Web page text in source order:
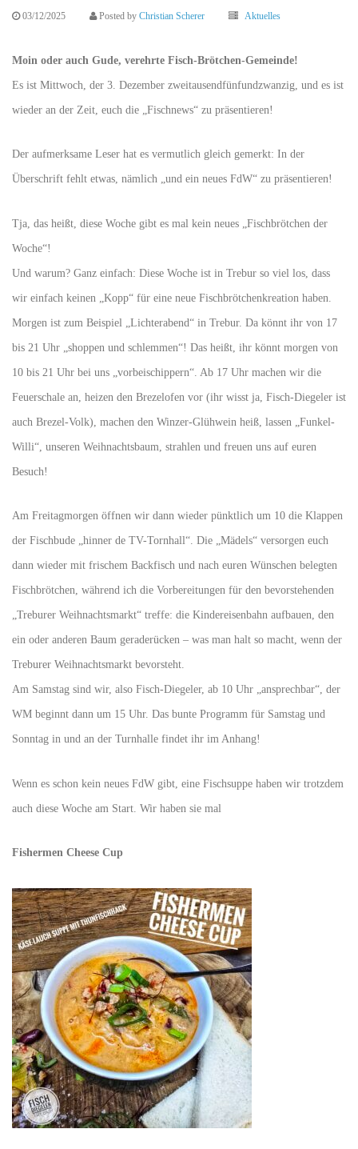
03/12/2025 Posted by Christian Scherer Aktuelles
Moin oder auch Gude, verehrte Fisch-Brötchen-Gemeinde!
Es ist Mittwoch, der 3. Dezember zweitausendfünfundzwanzig, und es ist
wieder an der Zeit, euch die „Fischnews“ zu präsentieren!
Der aufmerksame Leser hat es vermutlich gleich gemerkt: In der
Überschrift fehlt etwas, nämlich „und ein neues FdW“ zu präsentieren!
Tja, das heißt, diese Woche gibt es mal kein neues „Fischbrötchen der
Woche“!
Und warum? Ganz einfach: Diese Woche ist in Trebur so viel los, dass
wir einfach keinen „Kopp“ für eine neue Fischbrötchenkreation haben.
Morgen ist zum Beispiel „Lichterabend“ in Trebur. Da könnt ihr von 17
bis 21 Uhr „shoppen und schlemmen“! Das heißt, ihr könnt morgen von
10 bis 21 Uhr bei uns „vorbeischippern“. Ab 17 Uhr machen wir die
Feuerschale an, heizen den Brezelofen vor (ihr wisst ja, Fisch-Diegeler ist
auch Brezel-Volk), machen den Winzer-Glühwein heiß, lassen „Funkel-
Willi“, unseren Weihnachtsbaum, strahlen und freuen uns auf euren
Besuch!
Am Freitagmorgen öffnen wir dann wieder pünktlich um 10 die Klappen
der Fischbude „hinner de TV-Tornhall“. Die „Mädels“ versorgen euch
dann wieder mit frischem Backfisch und nach euren Wünschen belegten
Fischbrötchen, während ich die Vorbereitungen für den bevorstehenden
„Treburer Weihnachtsmarkt“ treffe: die Kindereisenbahn aufbauen, den
ein oder anderen Baum geraderücken – was man halt so macht, wenn der
Treburer Weihnachtsmarkt bevorsteht.
Am Samstag sind wir, also Fisch-Diegeler, ab 10 Uhr „ansprechbar“, der
WM beginnt dann um 15 Uhr. Das bunte Programm für Samstag und
Sonntag in und an der Turnhalle findet ihr im Anhang!
Wenn es schon kein neues FdW gibt, eine Fischsuppe haben wir trotzdem
auch diese Woche am Start. Wir haben sie mal
Fishermen Cheese Cup